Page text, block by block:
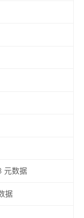
元数据
据